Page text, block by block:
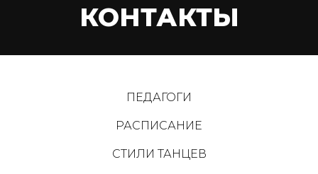
КОНТАКТЫ
ПЕДАГОГИ
РАСПИСАНИЕ
СТИЛИ ТАНЦЕВ